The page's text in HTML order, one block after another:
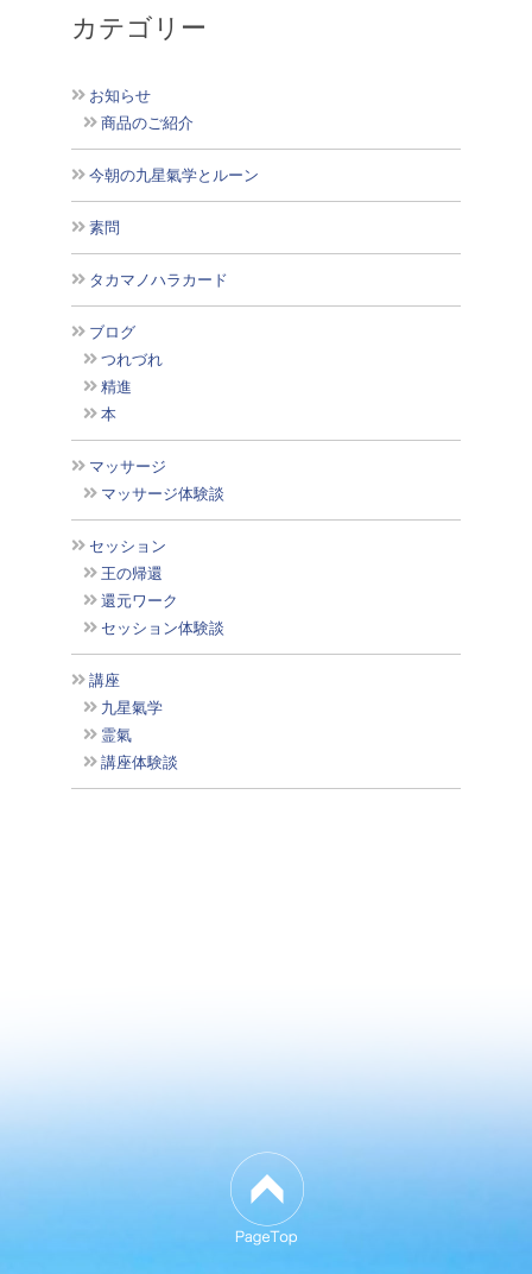
カテゴリー
お知らせ
商品のご紹介
今朝の九星氣学とルーン
素問
タカマノハラカード
ブログ
つれづれ
精進
本
マッサージ
マッサージ体験談
セッション
王の帰還
還元ワーク
セッション体験談
講座
九星氣学
霊氣
講座体験談